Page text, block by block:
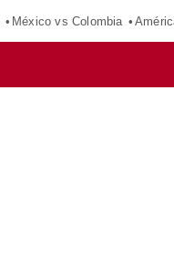
México vs Colombia